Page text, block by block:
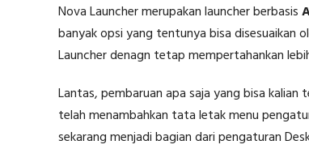
Nova Launcher merupakan launcher berbasis
banyak opsi yang tentunya bisa disesuaikan
Launcher denagn tetap mempertahankan
Lantas, pembaruan apa saja yang bisa kalian
telah menambahkan tata letak menu
sekarang menjadi bagian dari pengaturan